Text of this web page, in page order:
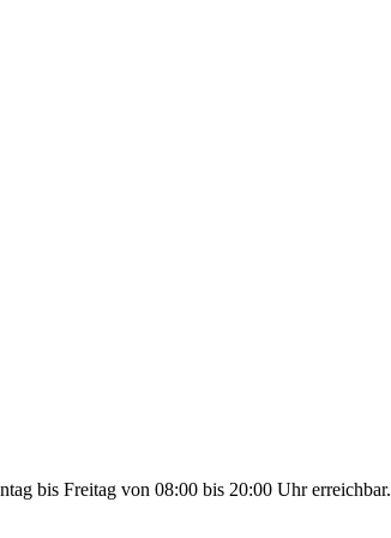
bis Freitag von 08:00 bis 20:00 Uhr erreichbar.